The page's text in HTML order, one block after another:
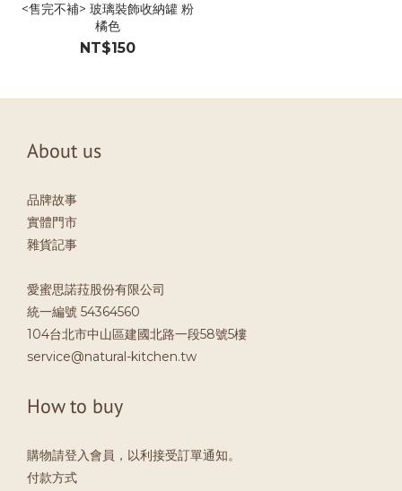
<售完不補> 玻璃裝飾收納罐 粉
橘色
NT$150
About us
品牌故事
實體門市
雜貨記事
愛蜜思諾菈股份有限公司
統一編號 54364560
104台北市中山區建國北路一段58號5樓
service@natural-kitchen.tw
How to buy
購物請登入會員，以利接受訂單通知。
付款方式